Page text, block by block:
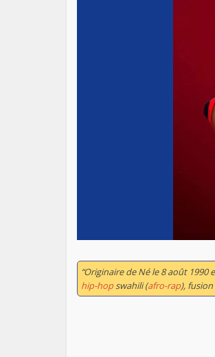
“Originaire de Né le 8 août 1990
hip-hopswahili (afro-rap),